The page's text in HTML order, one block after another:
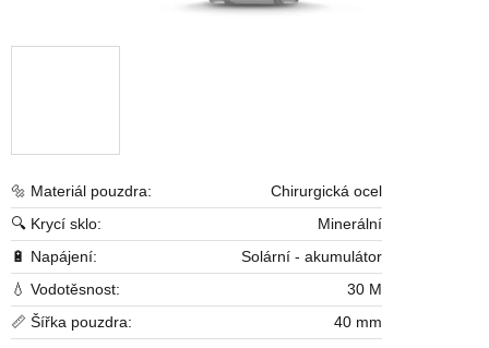
🔩 Materiál pouzdra:
Chirurgická ocel
🔍 Krycí sklo:
Minerální
🔋 Napájení:
Solární - akumulátor
💧 Vodotěsnost:
30 M
📏 Šířka pouzdra:
40 mm